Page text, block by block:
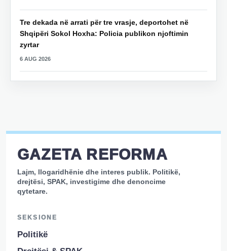
Tre dekada në arrati për tre vrasje, deportohet në
Shqipëri Sokol Hoxha: Policia publikon njoftimin
zyrtar
6 AUG 2026
GAZETA REFORMA
Lajm, llogaridhënie dhe interes publik. Politikë,
drejtësi, SPAK, investigime dhe denoncime
qytetare.
SEKSIONE
Politikë